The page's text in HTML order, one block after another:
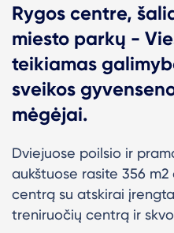
Rygos centre,
miesto parkų -
teikiamas
sveikos
mėgėjai.
Dviejuose poilsio ir
aukštuose rasite 356
centrą su atskirai
treniruočių centrą ir